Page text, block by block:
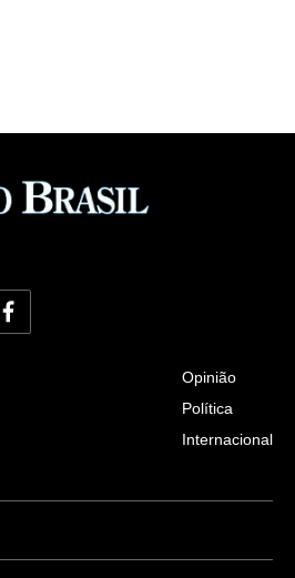
Facebook
Opinião
Política
Internacional